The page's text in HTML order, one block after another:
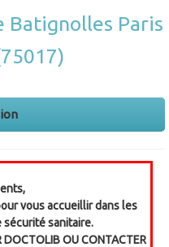
Batignolles Paris
vous accueillir dans les
sanitaire.
DOCTOLIB OU CONTACTER